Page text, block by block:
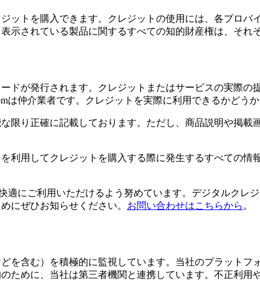
ットを購入できます。クレジットの使用には、各プロバ
されている製品に関するすべての知的財産権は、それ
ドが発行されます。クレジットまたはサービスの実際の
は仲介業者です。クレジットを実際に利用できるかどう
限り正確に記載しております。ただし、商品説明や掲
利用してクレジットを購入する際に発生するすべての情
適にご利用いただけるよう努めています。デジタルクレ
にぜひお知らせください。 お問い合わせはこちらから 。
を含む）を積極的に監視しています。当社のプラットフ
ために、当社は第三者機関と連携しています。不正利用